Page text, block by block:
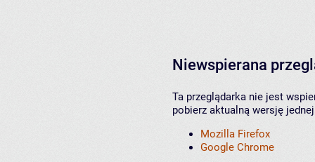
Niewspierana
Ta przeglądarka nie jest
pobierz aktualną wersję
Mozilla Firefox
Google Chrome